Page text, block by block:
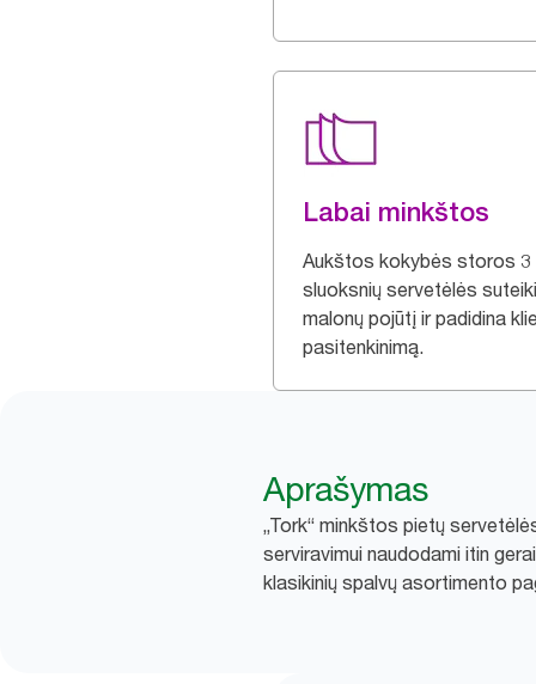
Labai minkštos
Aukštos kokybės storos 3
sluoksnių servetėlės
malonų pojūtį ir padidina
pasitenkinimą.
Aprašymas
„Tork“ minkštos pietų
serviravimui naudodami itin
klasikinių spalvų asortimento